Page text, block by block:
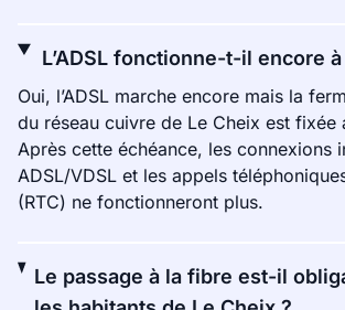
L’ADSL fonctionne-t-il encore
Oui, l’ADSL marche encore mais la
du réseau cuivre de Le Cheix est fixée
Après cette échéance, les connexions
ADSL/VDSL et les appels
(RTC) ne fonctionneront plus.
Le passage à la fibre est-il